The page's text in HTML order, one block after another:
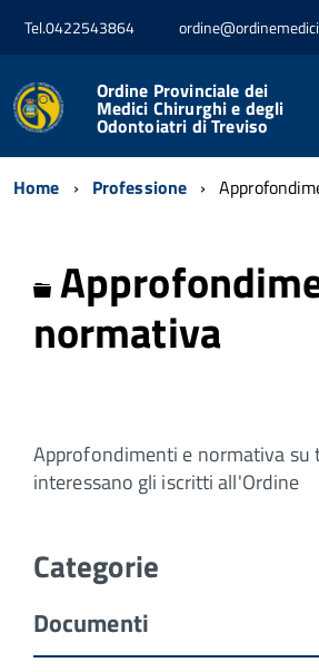
Tel.0422543864
Ordine Provinciale dei
Medici Chirurghi e degli
Odontoiatri di Treviso
Home Professione
Cartella
normativa
Approfondimenti e normativa su
interessano gli iscritti all'Ordine
Categorie
Documenti